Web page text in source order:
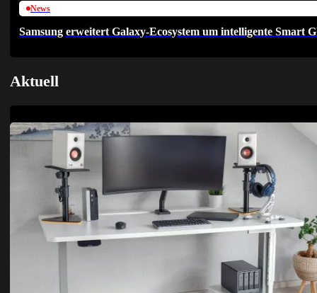
News
Samsung erweitert Galaxy-Ecosystem um intelligente Smart
Aktuell